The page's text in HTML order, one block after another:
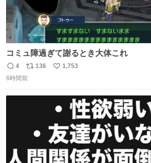
コミュ障過ぎて謝るとき大体これ
返
信
4
リ
ポ
136
い
1,753
6時間前